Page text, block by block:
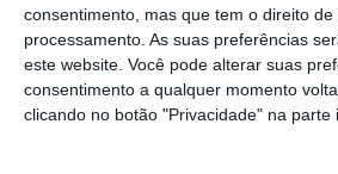
consentimento, mas que tem o direito
processamento. As suas preferências
este website. Você pode alterar suas
consentimento a qualquer momento
clicando no botão "Privacidade" na parte
Inês Sousa Real, que falava
Lima, no distrito de Viana do
durante uma ação de